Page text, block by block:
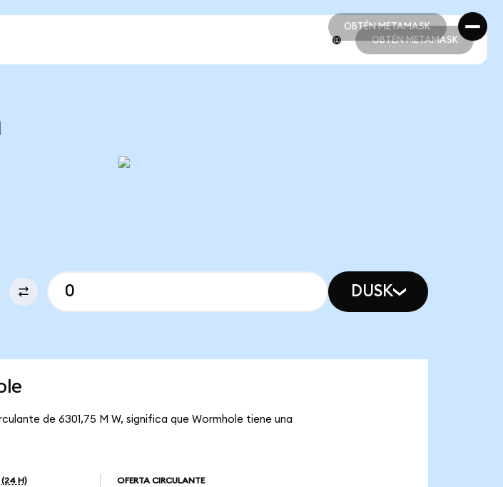
OBTÉN METAMASK
OBTÉN METAMASK
OBTÉN METAMASK
DUSK
de 6301,75 M W, significa que Wormhole tiene una
(24 H) OFERTA CIRCULANTE